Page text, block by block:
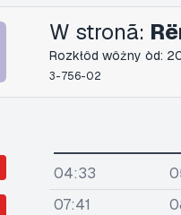
W stronã:
Rozkłôd wôżny òd:
3-756-02
04:33
07:41